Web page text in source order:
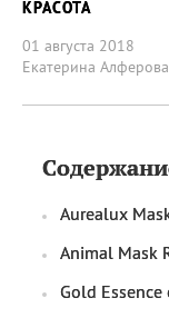
КРАСОТА
01 августа 2018
Екатерина Алферова
Aurealux
Animal Mask
Gold Essence